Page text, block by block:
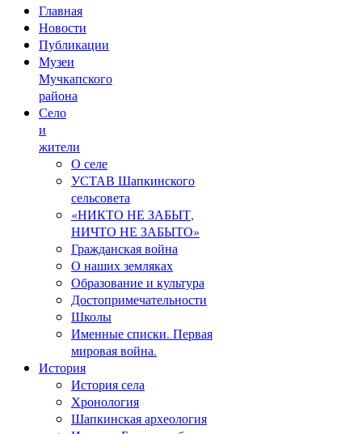
Главная
Новости
Публикации
Музеи
Мучкапского
района
Село
и
жители
О селе
УСТАВ Шапкинского
сельсовета
«НИКТО НЕ ЗАБЫТ,
НИЧТО НЕ ЗАБЫТО»
Гражданская война
О наших земляках
Образование и культура
Достопримечательности
Школы
Именные списки. Первая
мировая война.
История
История села
Хронология
Шапкинская археология